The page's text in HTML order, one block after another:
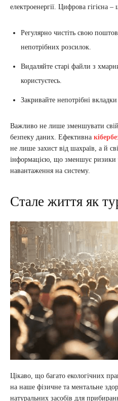
електроенергії. Цифрова гігієна –
Регулярно чистіть свою
непотрібних розсилок.
Видаляйте старі файли з
користуєтесь.
Закривайте непотрібні вкладки
Важливо не лише зменшувати
безпеку даних. Ефективна
не лише захист від шахраїв, а й
інформацією, що зменшує ризики
навантаження на систему.
Стале життя як
Цікаво, що багато екологічних
на наше фізичне та ментальне
натуральних засобів для